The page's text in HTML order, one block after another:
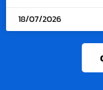
18/07/2026